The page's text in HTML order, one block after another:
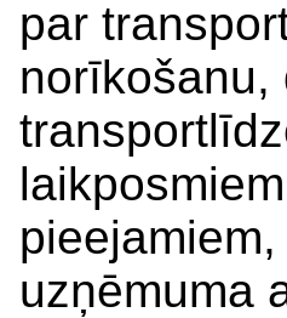
par
norīkošanu,
uzņēmuma